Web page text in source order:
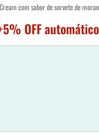
com sabor de sorvete de
OFF